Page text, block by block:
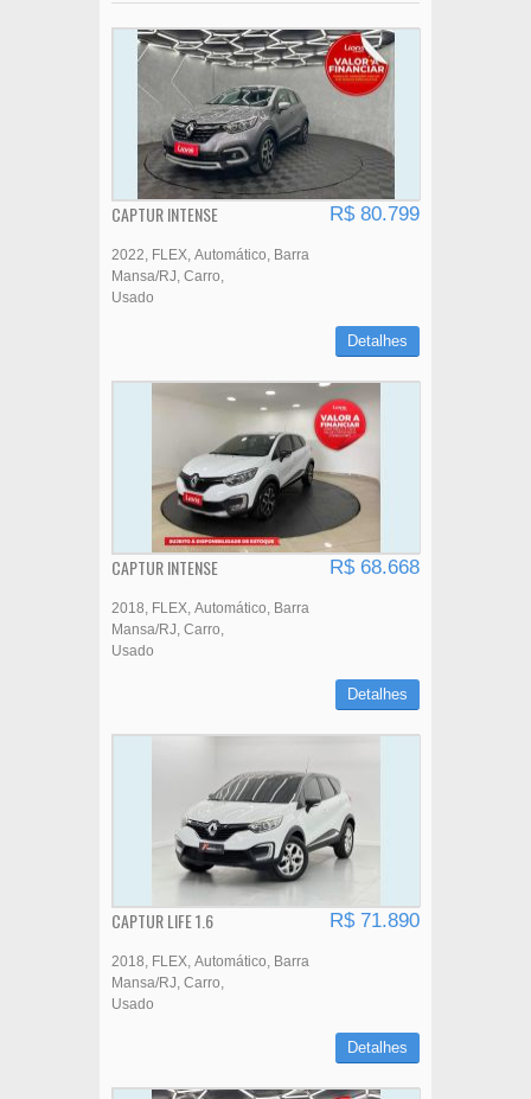
CAPTUR INTENSE R$ 80.799
2022 FLEX Automático
Barra
Mansa/RJ Carro
Usado
Detalhes
CAPTUR INTENSE R$ 68.668
2018 FLEX Automático
Barra
Mansa/RJ Carro
Usado
Detalhes
CAPTUR LIFE 1.6 R$ 71.890
2018 FLEX Automático
Barra
Mansa/RJ Carro
Usado
Detalhes